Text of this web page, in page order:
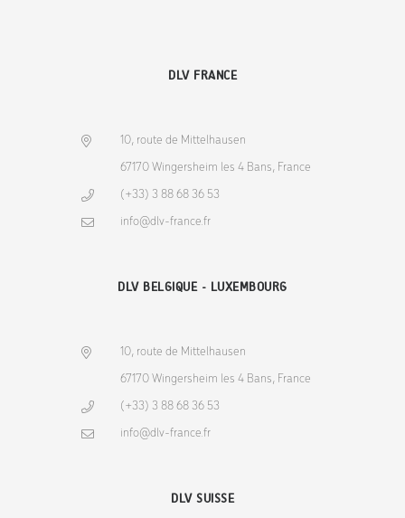
DLV FRANCE
10, route de Mittelhausen
67170 Wingersheim les 4 Bans, France
(+33) 3 88 68 36 53
info@dlv-france.fr
DLV BELGIQUE - LUXEMBOURG
10, route de Mittelhausen
67170 Wingersheim les 4 Bans, France
(+33) 3 88 68 36 53
info@dlv-france.fr
DLV SUISSE